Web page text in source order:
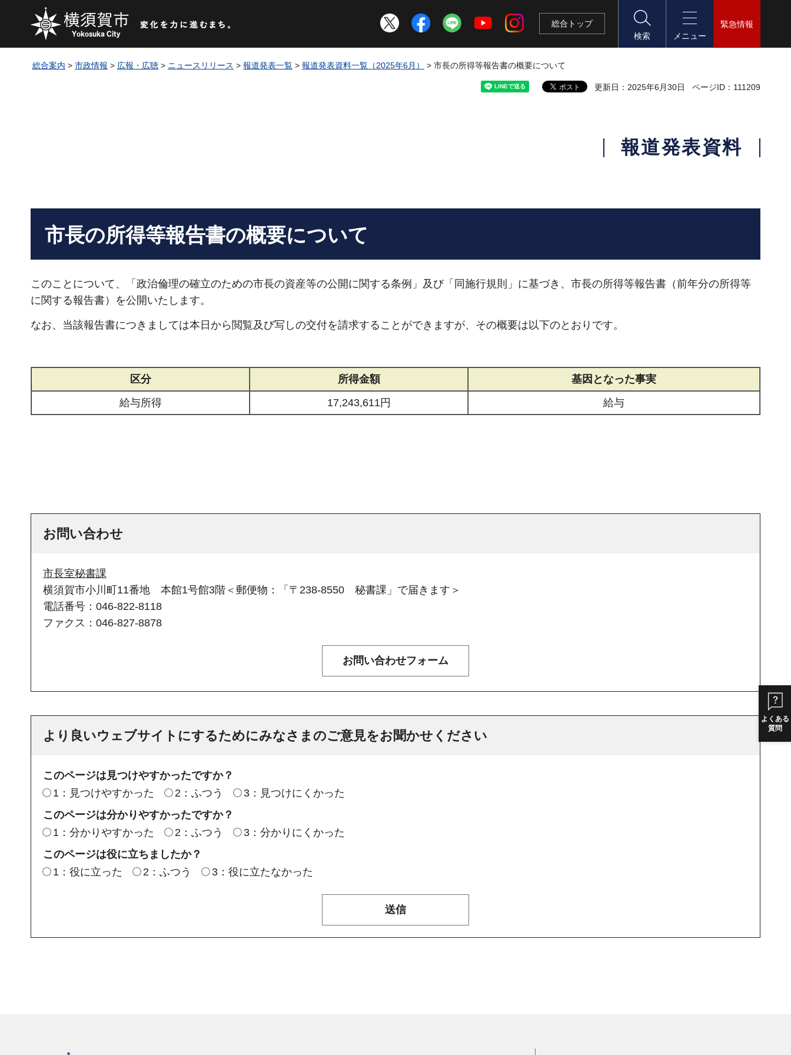
総合 トップ
検索
メニュー
緊急情報
よくある
質問
総合案内 > 市政情報 > 広報・広聴 > ニュースリリース > 報道発表一覧 > 報道発表資料一覧（2025年6月） > 市長の所得等報告書の概要について
更新日：2025年6月30日 ページID：111209
報道発表資料
市長の所得等報告書の概要について
このことについて、「政治倫理の確立のための市長の資産等の公開に関する条例」及び「同施行規則」に基づき、市長の所得等報告書（前年分の所得等
に関する報告書）を公開いたします。
なお、当該報告書につきましては本日から閲覧及び写しの交付を請求することができますが、その概要は以下のとおりです。
区分 所得金額
基因となった事実
給与所得
17,243,611円 給与
お問い合わせ
市長室秘書課
横須賀市小川町11番地 本館1号館3階＜郵便物：「〒238-8550 秘書課」で届きます＞
電話番号：046-822-8118
ファクス：046-827-8878
より良いウェブサイトにするためにみなさまのご意見をお聞かせください
このページは見つけやすかったですか？
1：見つけやすかった
2：ふつう
3：見つけにくかった
このページは分かりやすかったですか？
1：分かりやすかった
2：ふつう
3：分かりにくかった
このページは役に立ちましたか？
1：役に立った
2：ふつう 3：役に立たなかった